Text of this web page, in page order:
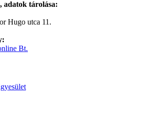
6. Foruló | 2026-06-06
versenyek 6. fordulója
Virágosztás 2026 | 2026-05-29
Egy Darts Versenyre! | 2026-05-24
adatok tárolása:
Hugo utca 11.
Bt.